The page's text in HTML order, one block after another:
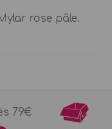
rose pâle.
79€